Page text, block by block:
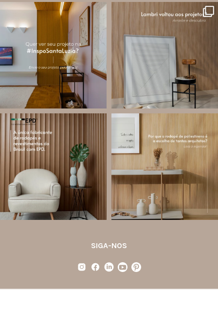
santa.luzia
A #InspoSantaLuzia é um espaço
criado para divulgar projetos que
utilizam produtos Santa Luzia e
valorizar o trabalho de arquitetos,
designers de...
Jul 28
12 0
O lambri é um revestimento versátil
painéis decorativos e diversas
composições para valorizar o
Jul 27
82 8
Você sabe o que é EPD?
A Declaração Ambiental de Produto
(Environmental Product Declaration) é
um documento internacional que
Jul 21
35 1
Os rodapés de poliestireno
conquistaram espaço na arquitetura
porque unem estética, praticidade e
desempenho em um único produto.
Diferente
SIGA-NOS